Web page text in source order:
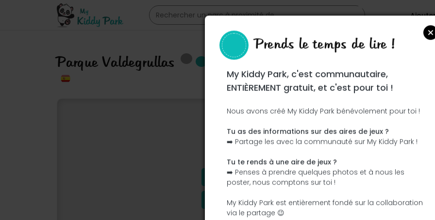
Parque Valdegrullas
Ce parc n'a pas encore été visité ! À toi de jouer !
J'ajoute le nom J'ajoute des photos
J'ajoute une description J'ajoute les équipements
Prends le temps de lire !
My Kiddy Park, c'est communautaire,
ENTIÈREMENT gratuit, et c'est pour toi !
Nous avons créé My Kiddy Park bénévolement pour toi !
Tu as des informations sur des aires de jeux ?
➡️ Partage les avec la communauté sur My Kiddy Park !
Tu te rends à une aire de jeux ?
➡️ Penses à prendre quelques photos et à nous les
poster, nous comptons sur toi !
My Kiddy Park est entièrement fondé sur la collaboration
via le partage 😉